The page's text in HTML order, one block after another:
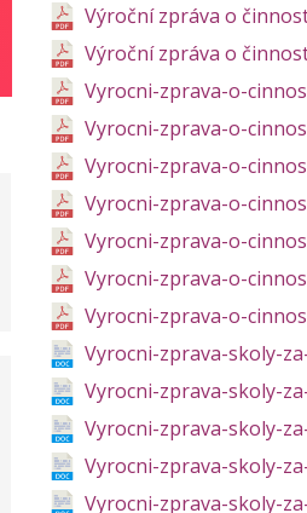
Výroční zpráva o
Výroční zpráva o
Vyrocni-zprava-o-
Vyrocni-zprava-o-
Vyrocni-zprava-o-
Vyrocni-zprava-o-
Vyrocni-zprava-o-
Vyrocni-zprava-o-
Vyrocni-zprava-o-
Vyrocni-zprava-skoly-
Vyrocni-zprava-skoly-
Vyrocni-zprava-skoly-
Vyrocni-zprava-skoly-
Vyrocni-zprava-skoly-